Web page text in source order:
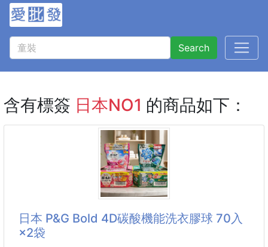
Search
含有標簽 日本NO1 的商品如下：
日本 P&G Bold 4D碳酸機能洗衣膠球 70入
×2袋